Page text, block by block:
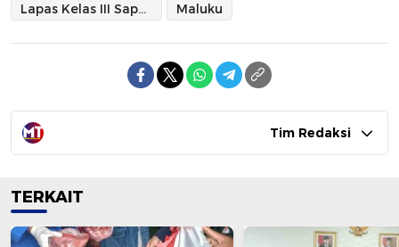
Lapas Kelas III Saparua
Maluku
Tim Redaksi
TERKAIT